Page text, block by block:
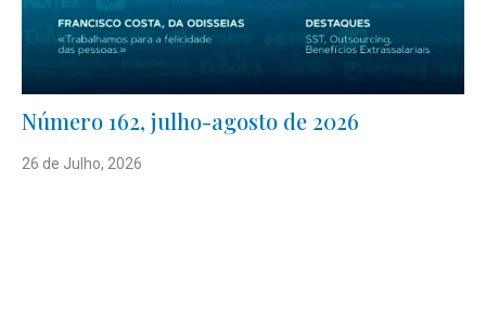
Número 162, julho-agosto de 2026
26 de Julho, 2026